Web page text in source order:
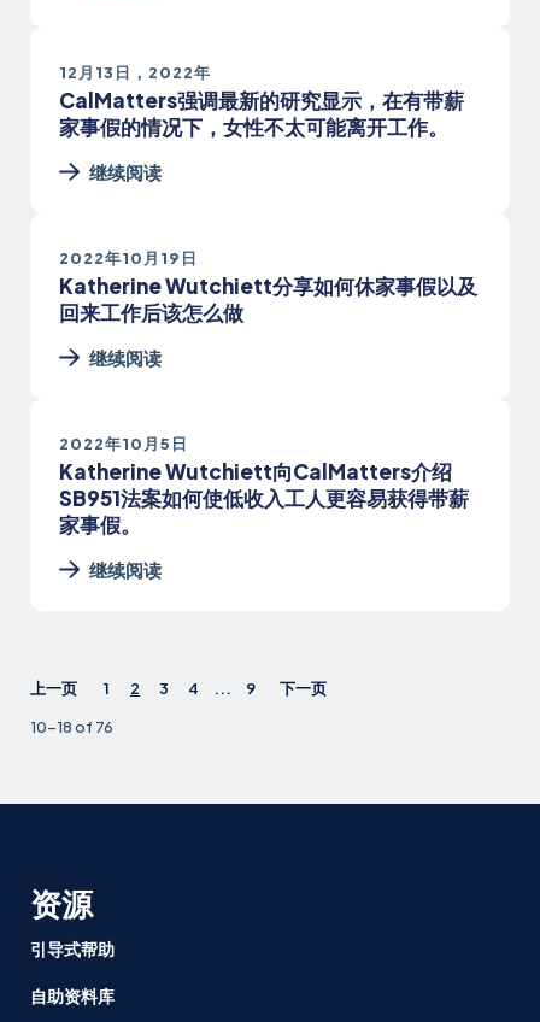
12月13日，2022年
CalMatters强调最新的研究显示，在有带薪
家事假的情况下，女性不太可能离开工作。
继续阅读
2022年10月19日
Katherine Wutchiett分享如何休家事假以及
回来工作后该怎么做
继续阅读
2022年10月5日
Katherine Wutchiett向CalMatters介绍
SB951法案如何使低收入工人更容易获得带薪
家事假。
继续阅读
上一页 1 2 3 4 ... 9
下一页
10-18 of 76
资源
引导式帮助
自助资料库